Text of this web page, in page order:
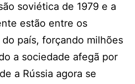
soviética de 1979 e a
estão entre os
país, forçando milhões
a sociedade afegã por
a Rússia agora se